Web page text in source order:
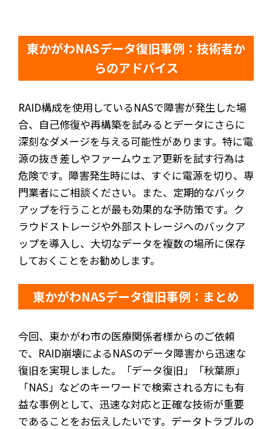
東かがわNASデータ復旧事例：技術者か
らのアドバイス
RAID構成を使用しているNASで障害が発生した場
合、自己修復や再構築を試みるとデータにさらに
深刻なダメージを与える可能性があります。特に電
源の抜き差しやファームウェア更新を試す行為は
危険です。障害発生時には、すぐに電源を切り、専
門業者にご相談ください。また、定期的なバック
アップを行うことが最も効果的な予防策です。ク
ラウドストレージや外部ストレージへのバックア
ップを導入し、大切なデータを複数の場所に保存
しておくことをお勧めします。
東かがわNASデータ復旧事例：まとめ
今回、東かがわ市の医療関係者様からのご依頼
で、RAID崩壊によるNASのデータ障害から迅速な
復旧を実現しました。「データ復旧」「秋葉原」
「NAS」などのキーワードで検索される方にも有
益な事例として、迅速な対応と正確な技術が重要
であることをお伝えしたいです。データトラブルの